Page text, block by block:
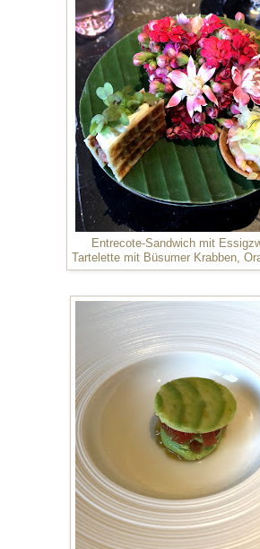
Entrecote-Sandwich mit
Tartelette mit Büsumer Krabben,